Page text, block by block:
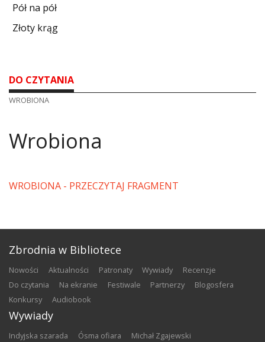
Pół na pół
Złoty krąg
DO CZYTANIA
WROBIONA
Wrobiona
WROBIONA - PRZECZYTAJ FRAGMENT
Zbrodnia w Bibliotece
nowości aktualności patronaty wywiady
recenzje
do czytania
na ekranie festiwale partnerzy
blogosfera
konkursy
audiobook
Wywiady
Indyjska szarada Ósma ofiara Michał Zgajewski